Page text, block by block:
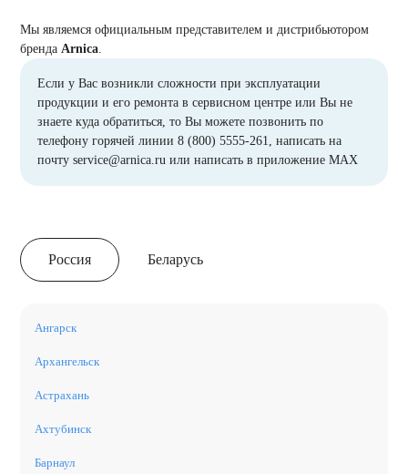
Мы являемся официальным представителем и дистрибьютором
бренда Arnica
Если у Вас возникли сложности при эксплуатации
продукции и его ремонта в сервисном центре или Вы не
знаете куда обратиться, то Вы можете позвонить по
телефону горячей линии8 (800) 5555-261, написать на
почтуservice@arnica.ru или написать вприложение MAX
Россия Беларусь
Ангарск
Архангельск
Астрахань
Ахтубинск
Барнаул